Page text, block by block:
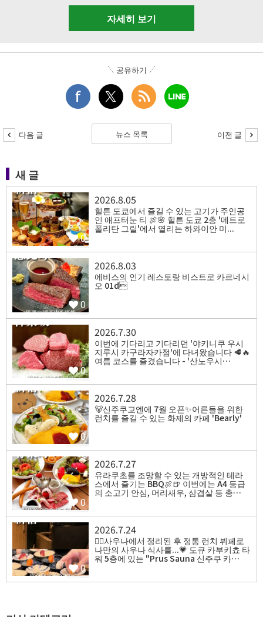
자세히 보기
공유하기
다음 글 뉴스 목록 이전 글
새 글
0
2026.8.05
힐튼 도쿄에서 즐길 수 있는 고기가 주인공
인 애프터눈 티 🍖🌸 힐튼 도쿄 2층 '메트로
폴리탄 그릴'에서 열리는 하와이안 미...
0
2026.8.03
에비스의 인기 레스토랑 비스트로 카르네시
오 01d
0
2026.7.30
⁡이번에 기다리고 기다리던 '야키니쿠 우시
지루시 카구라자카점'에 다녀왔습니다 🥩🔥
여름 코스를 즐겼습니다 - '산노우시…
0
2026.7.28
⁡🐻신주쿠교엔에 7월 오픈✨️어른들을 위한
런치를 즐길 수 있는 화제의 카페 'Bearly'
0
2026.7.27
유라쿠초를 조망할 수 있는 개방적인 테라
스에서 즐기는 BBQ🍖🍺 이번에는 A4 등급
의 소고기 안심, 머리새우, 삼겹살 등 총…
0
2026.7.24
⁡🧖‍♀️사우나에서 정리된 후 정통 런치 뷔페로
나만의 사우나 식사를...💗 도큐 카부키쵸 타
워 5층에 있는 "Prus Sauna 신주쿠 카…